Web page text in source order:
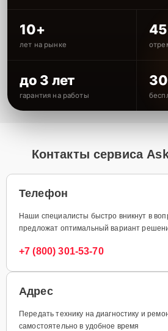
10+
лет на рынке
до 3 лет
гарантия на работы
Контакты сервиса
Телефон
Наши специалисты быстро вникнут в
предложат оптимальный вариант
+7 (800) 301-53-70
Адрес
Передать технику на диагностику и
самостоятельно в удобное время